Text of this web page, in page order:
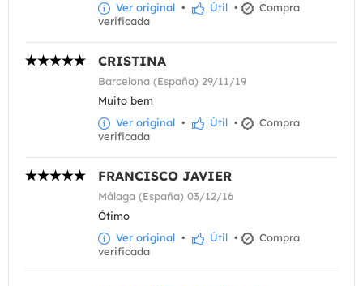
Ver original • Útil •
Compra
verificada
CRISTINA
Barcelona (España) 29/11/19
Muito bem
Ver original • Útil •
Compra
verificada
FRANCISCO JAVIER
Málaga (España) 03/12/16
Ótimo
Ver original • Útil •
Compra
verificada